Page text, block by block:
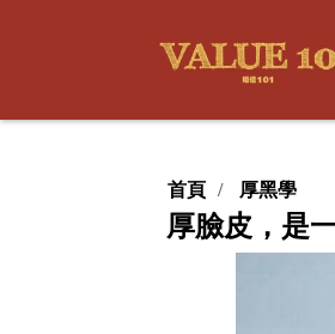
首頁 厚黑學
厚臉皮，是